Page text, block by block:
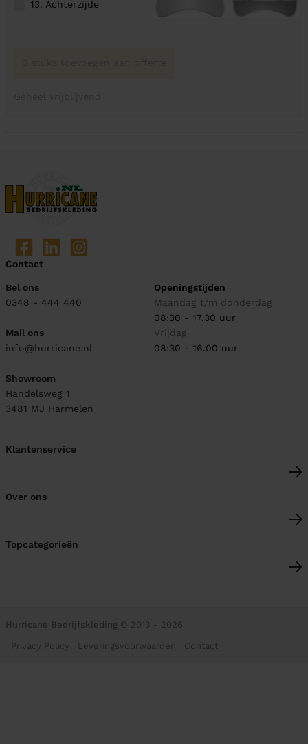
13. Achterzijde
Contact
Bel ons
0348 - 444 440
Mail ons
info@hurricane.nl
Showroom
Handelsweg 1
3481 MJ Harmelen
Openingstijden
Maandag t/m donderdag
08:30 - 17.30 uur
Vrijdag
08:30 - 16.00 uur
Klantenservice
Over ons
Topcategorieën
Hurricane Bedrijfskleding © 2013 - 2026
Privacy Policy Leveringsvoorwaarden Contact